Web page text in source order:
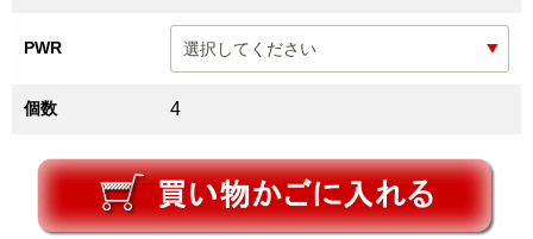
PWR
個数 4